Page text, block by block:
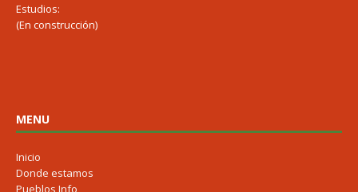
Estudios:
(En construcción)
MENU
Inicio
Donde estamos
Pueblos Info